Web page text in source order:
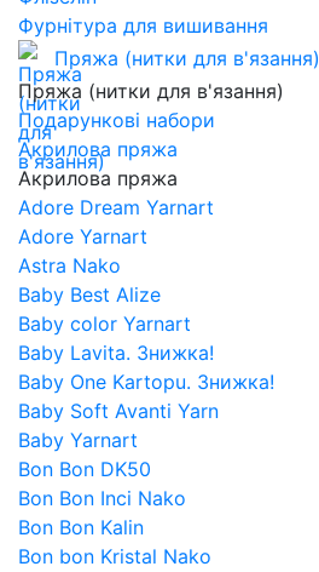
Фурнітура для вишивання
Пряжа (нитки для в'язання)
Пряжа (нитки для в'язання)
Подарункові набори
Акрилова пряжа
Акрилова пряжа
Adore Dream Yarnart
Adore Yarnart
Astra Nako
Baby Best Alize
Baby color Yarnart
Baby Lavita. Знижка!
Baby One Kartopu. Знижка!
Baby Soft Avanti Yarn
Baby Yarnart
Bon Bon DK50
Bon Bon Inci Nako
Bon Bon Kalin
Bon bon Kristal Nako